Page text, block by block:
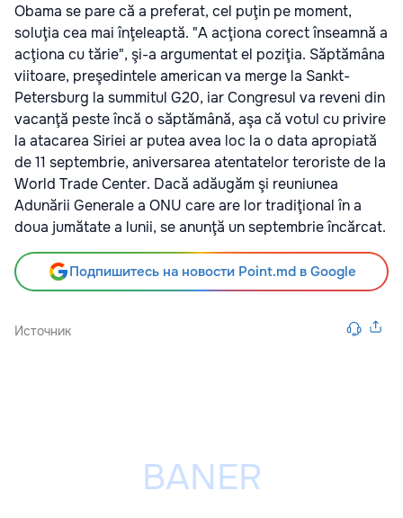
Obama se pare că a preferat, cel puţin pe moment,
soluţia cea mai înţeleaptă. "A acţiona corect înseamnă a
acţiona cu tărie", şi-a argumentat el poziţia. Săptămâna
viitoare, preşedintele american va merge la Sankt-
Petersburg la summitul G20, iar Congresul va reveni din
vacanţă peste încă o săptămână, aşa că votul cu privire
la atacarea Siriei ar putea avea loc la o data apropiată
de 11 septembrie, aniversarea atentatelor teroriste de la
World Trade Center. Dacă adăugăm şi reuniunea
Adunării Generale a ONU care are lor tradiţional în a
doua jumătate a lunii, se anunţă un septembrie încărcat.
Подпишитесь на новости Point.md в Google
Источник